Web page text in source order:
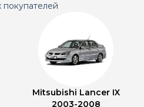
покупателей
Mitsubishi Lancer IX
2003-2008